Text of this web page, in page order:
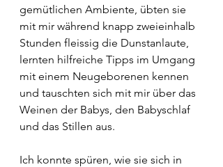
gemütlichen Ambiente, übten sie
mit mir während knapp zweieinhalb
Stunden fleissig die Dunstanlaute,
lernten hilfreiche Tipps im Umgang
mit einem Neugeborenen kennen
und tauschten sich mit mir über das
Weinen der Babys, den Babyschlaf
und das Stillen aus.
Ich konnte spüren, wie sie sich in